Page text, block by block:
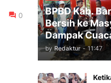
0
BPBD Kab.
Bersih ke
Dampak
by Redaktur - 11:47